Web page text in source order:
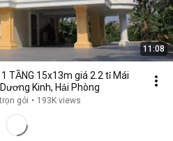
11:08
TẦNG 15x13m giá 2.2 tỉ Mái
Kinh, Hải Phòng
gói • 193K views